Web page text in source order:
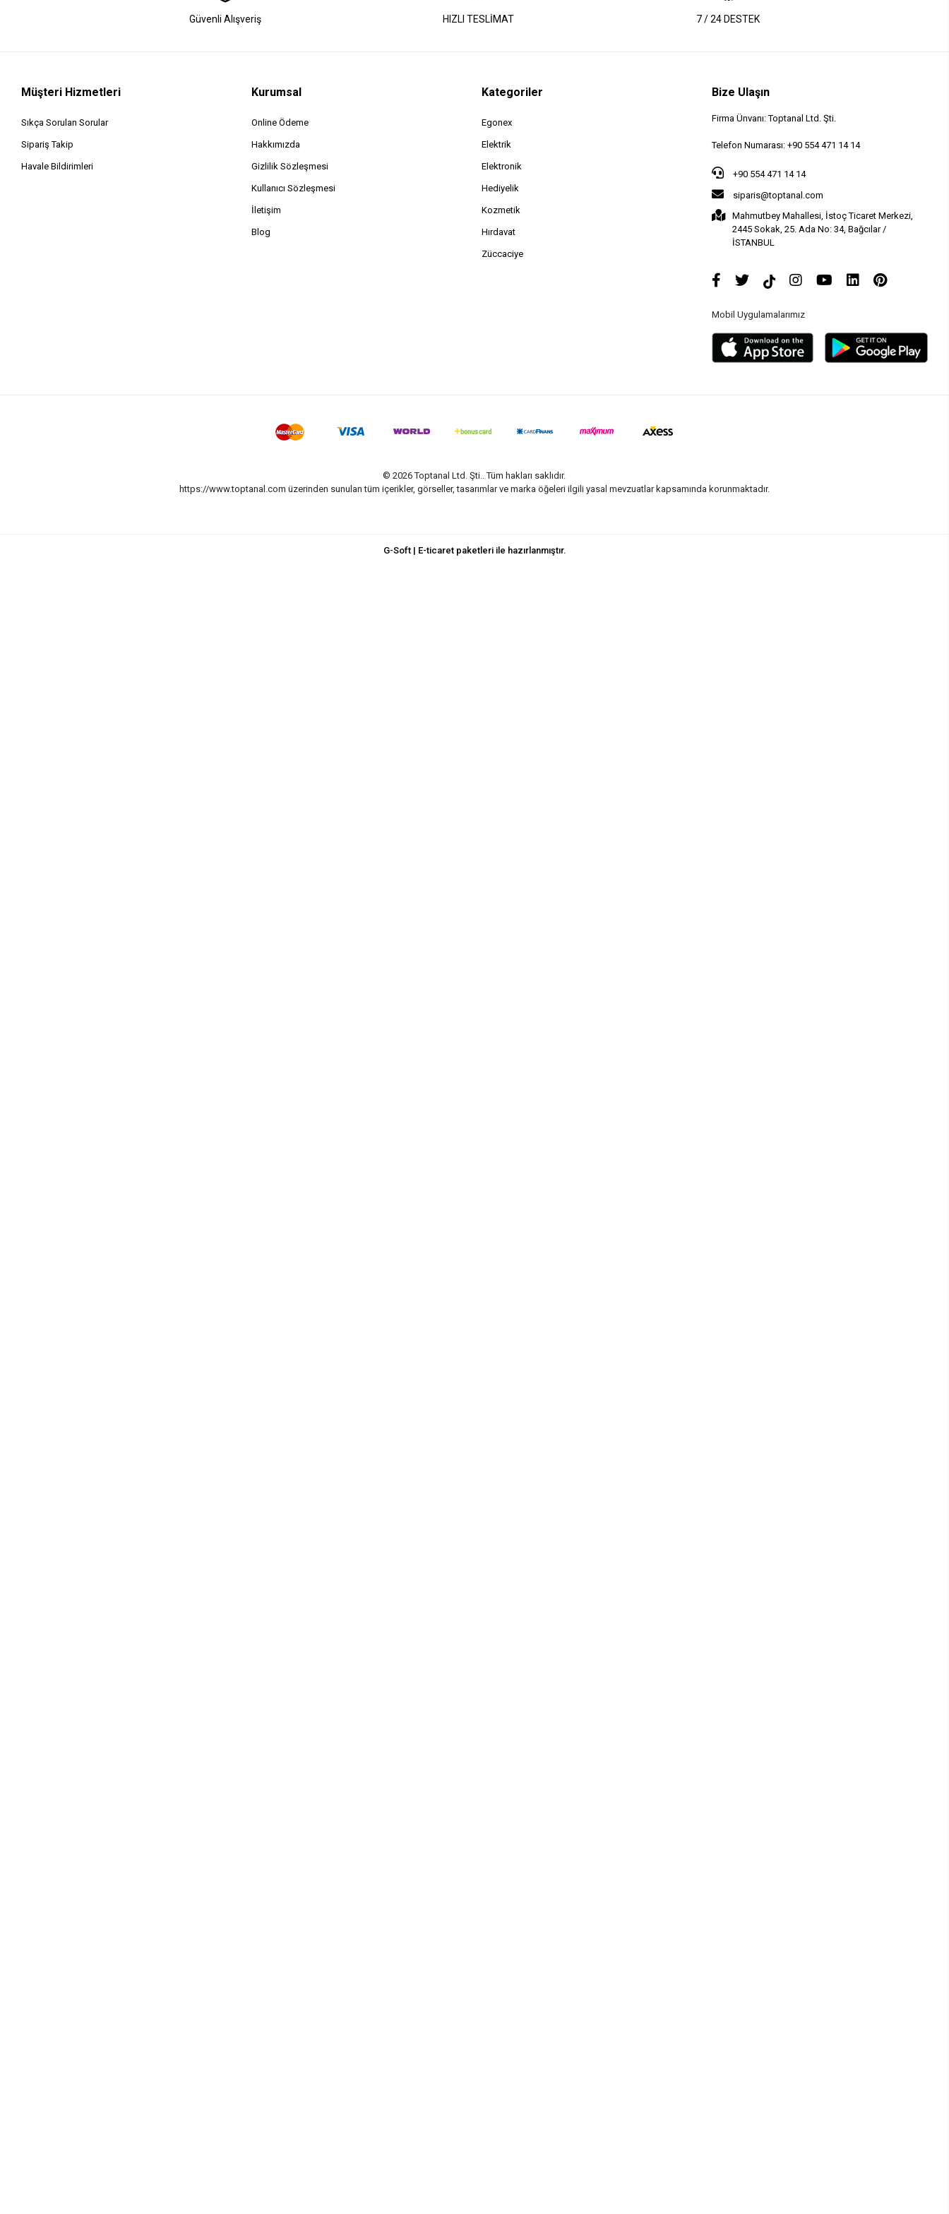
Güvenli Alışveriş HIZLI TESLİMAT 7 / 24 DESTEK
Müşteri Hizmetleri
Sıkça Sorulan Sorular
Sipariş Takip
Havale Bildirimleri
Kurumsal
Online Ödeme
Hakkımızda
Gizlilik Sözleşmesi
Kullanıcı Sözleşmesi
İletişim
Blog
Kategoriler
Egonex
Elektrik
Elektronik
Hediyelik
Kozmetik
Hırdavat
Züccaciye
Bize Ulaşın
Firma Ünvanı: Toptanal Ltd. Şti.
Telefon Numarası: +90 554 471 14 14
+90 554 471 14 14
siparis@toptanal.com
Mahmutbey Mahallesi, İstoç Ticaret Merkezi,
2445 Sokak, 25. Ada No: 34, Bağcılar /
İSTANBUL
Mobil Uygulamalarımız
© 2026 Toptanal Ltd. Şti.. Tüm hakları saklıdır.
https://www.toptanal.com üzerinden sunulan tüm içerikler, görseller, tasarımlar ve marka öğeleri ilgili yasal mevzuatlar kapsamında korunmaktadır.
G-Soft | E-ticaret paketleri ile hazırlanmıştır.